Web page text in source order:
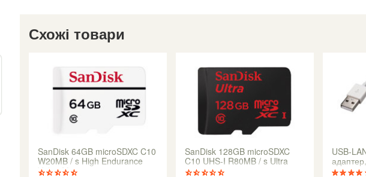
Схожі товари
SanDisk 64GB microSDXC C10
W20MB / s High Endurance
Video Monitoring
SanDisk 128GB microSDXC
C10 UHS-I R80MB / s Ultra
USB-